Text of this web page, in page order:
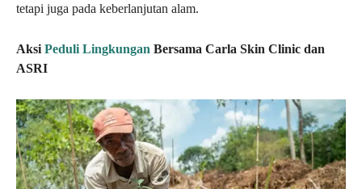
tetapi juga pada keberlanjutan alam.
Aksi Peduli Lingkungan Bersama Carla Skin Clinic dan
ASRI